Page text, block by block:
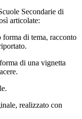
Secondarie di
articolate:
di tema, racconto
di una vignetta
realizzato con